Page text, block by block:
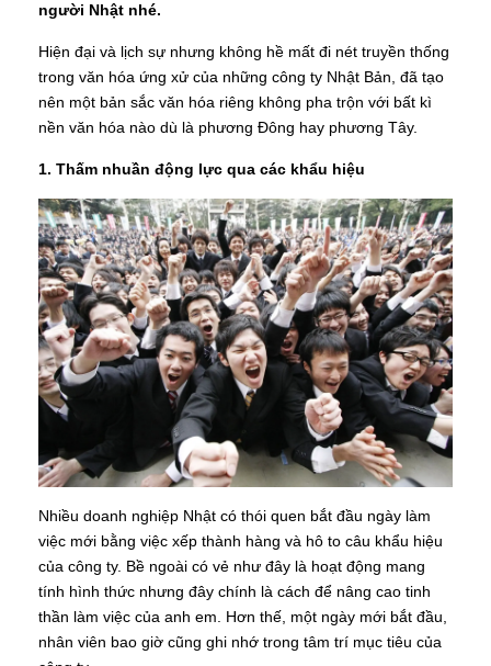
người Nhật nhé.
Hiện đại và lịch sự nhưng không hề mất đi nét truyền thống
trong văn hóa ứng xử của những công ty Nhật Bản, đã tạo
nên một bản sắc văn hóa riêng không pha trộn với bất kì
nền văn hóa nào dù là phương Đông hay phương Tây.
1. Thấm nhuần động lực qua các khẩu hiệu
Nhiều doanh nghiệp Nhật có thói quen bắt đầu ngày làm
việc mới bằng việc xếp thành hàng và hô to câu khẩu hiệu
của công ty. Bề ngoài có vẻ như đây là hoạt động mang
tính hình thức nhưng đây chính là cách để nâng cao tinh
thần làm việc của anh em. Hơn thế, một ngày mới bắt đầu,
nhân viên bao giờ cũng ghi nhớ trong tâm trí mục tiêu của